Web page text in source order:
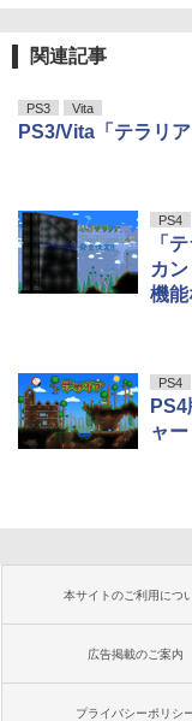
関連記事
PS3 Vita
PS3/Vita「テラリ
PS4
「
カ
機
PS4
ャ
本サイトのご利用につ
広告掲載のご案内
プライバシーポリシ